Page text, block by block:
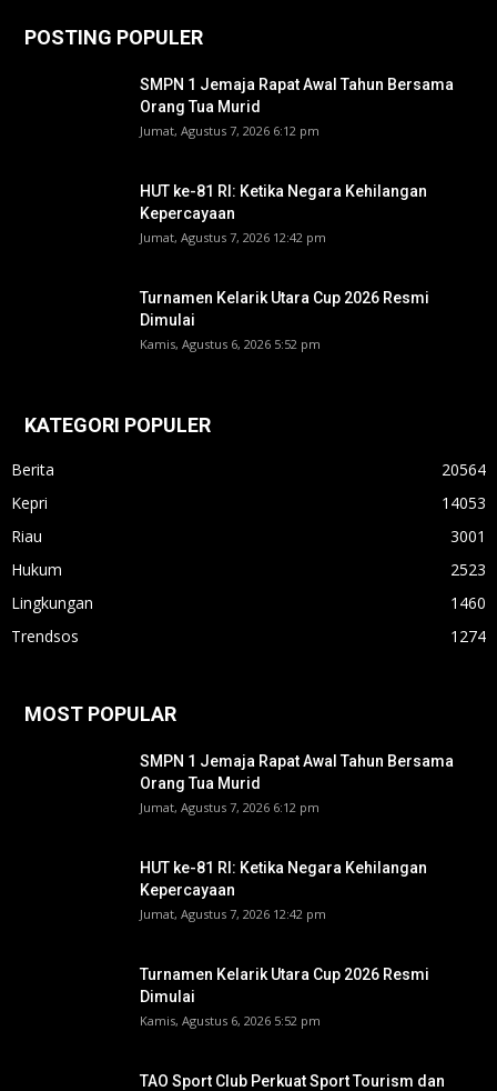
POSTING POPULER
SMPN 1 Jemaja Rapat Awal Tahun Bersama
Orang Tua Murid ‎
Jumat, Agustus 7, 2026 6:12 pm
HUT ke-81 RI: Ketika Negara Kehilangan
Kepercayaan
Jumat, Agustus 7, 2026 12:42 pm
Turnamen Kelarik Utara Cup 2026 Resmi
Dimulai
Kamis, Agustus 6, 2026 5:52 pm
KATEGORI POPULER
Berita
20564
Kepri
14053
Riau
3001
Hukum
2523
Lingkungan
1460
Trendsos
1274
MOST POPULAR
SMPN 1 Jemaja Rapat Awal Tahun Bersama
Orang Tua Murid ‎
Jumat, Agustus 7, 2026 6:12 pm
HUT ke-81 RI: Ketika Negara Kehilangan
Kepercayaan
Jumat, Agustus 7, 2026 12:42 pm
Turnamen Kelarik Utara Cup 2026 Resmi
Dimulai
Kamis, Agustus 6, 2026 5:52 pm
TAO Sport Club Perkuat Sport Tourism dan